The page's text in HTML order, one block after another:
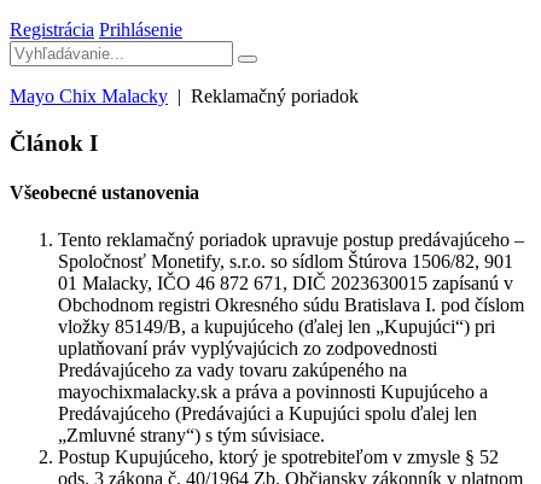
Registrácia Prihlásenie
Mayo Chix Malacky | Reklamačný poriadok
Článok I
Všeobecné ustanovenia
Tento reklamačný poriadok upravuje postup predávajúceho –
Spoločnosť Monetify, s.r.o. so sídlom Štúrova 1506/82, 901
01 Malacky, IČO 46 872 671, DIČ 2023630015 zapísanú v
Obchodnom registri Okresného súdu Bratislava I. pod číslom
vložky 85149/B, a kupujúceho (ďalej len „Kupujúci“) pri
uplatňovaní práv vyplývajúcich zo zodpovednosti
Predávajúceho za vady tovaru zakúpeného na
mayochixmalacky.sk a práva a povinnosti Kupujúceho a
Predávajúceho (Predávajúci a Kupujúci spolu ďalej len
„Zmluvné strany“) s tým súvisiace.
Postup Kupujúceho, ktorý je spotrebiteľom v zmysle § 52
ods. 3 zákona č. 40/1964 Zb. Občiansky zákonník v platnom